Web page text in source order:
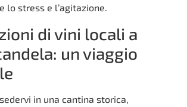
lo stress e l’agitazione.
di vini locali a
un viaggio
in una cantina storica,